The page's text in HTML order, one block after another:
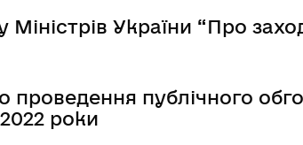
України “Про
проведення публічного
роки